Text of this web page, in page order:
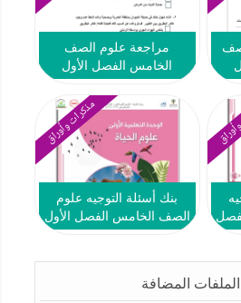
مراجعة علوم الصف
الخامس الفصل الأول
مذكرات وأوراق
بنك أسئلة التوجيه علوم
الصف الخامس الفصل الأول
الملفات المضافة